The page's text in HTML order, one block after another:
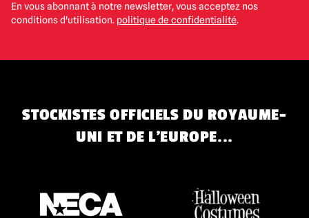
En vous abonnant à notre newsletter, vous acceptez nos
conditions d'utilisation. politique de confidentialité.
STOCKISTES OFFICIELS DU ROYAUME-
UNI ET DE L'EUROPE...